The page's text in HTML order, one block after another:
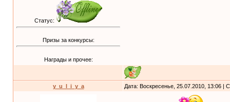
Статус:
Призы за конкурсы:
Награды и прочее:
y_u_l_i_y_a Дата: Воскресенье, 25.07.2010, 13:06 |